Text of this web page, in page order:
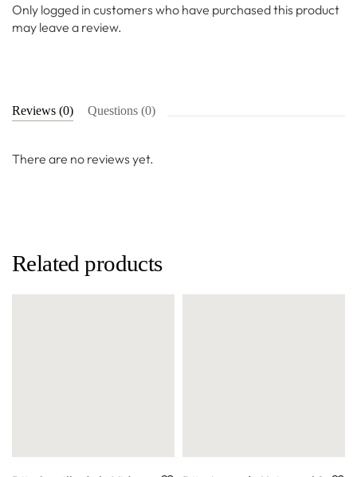
Only logged in customers who have purchased this product
may leave a review.
Reviews (0) Questions (0)
There are no reviews yet.
Related products